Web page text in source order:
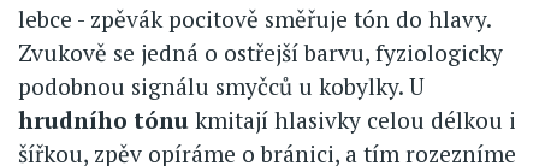
lebce - zpěvák pocitově směřuje tón do hlavy.
Zvukově se jedná o ostřejší barvu, fyziologicky
podobnou signálu smyčců u kobylky. U
hrudního tónu kmitají hlasivky celou délkou i
šířkou, zpěv opíráme o bránici, a tím rozezníme